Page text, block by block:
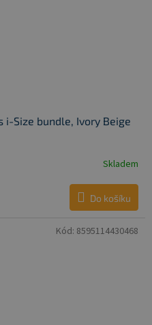
i-Size bundle, Ivory Beige
Skladem
Do košíku
Kód: 8595114430468